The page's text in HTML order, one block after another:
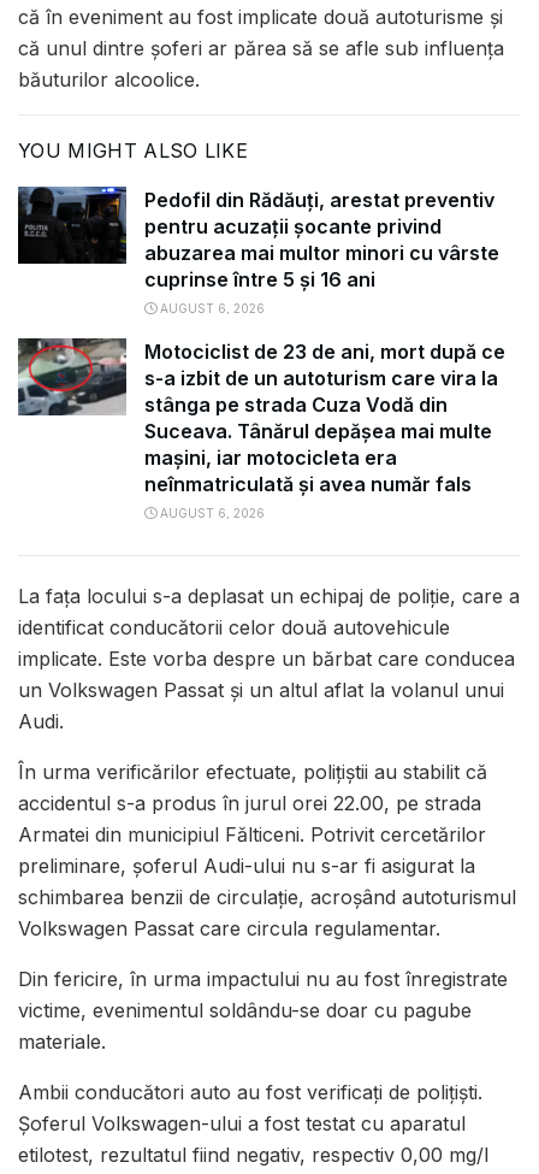
că în eveniment au fost implicate două autoturisme și
că unul dintre șoferi ar părea să se afle sub influența
băuturilor alcoolice.
YOU MIGHT ALSO LIKE
Pedofil din Rădăuți, arestat preventiv
pentru acuzații șocante privind
abuzarea mai multor minori cu vârste
cuprinse între 5 și 16 ani
AUGUST 6, 2026
Motociclist de 23 de ani, mort după ce
s-a izbit de un autoturism care vira la
stânga pe strada Cuza Vodă din
Suceava. Tânărul depășea mai multe
mașini, iar motocicleta era
neînmatriculată și avea număr fals
AUGUST 6, 2026
La fața locului s-a deplasat un echipaj de poliție, care a
identificat conducătorii celor două autovehicule
implicate. Este vorba despre un bărbat care conducea
un Volkswagen Passat și un altul aflat la volanul unui
Audi.
În urma verificărilor efectuate, polițiștii au stabilit că
accidentul s-a produs în jurul orei 22.00, pe strada
Armatei din municipiul Fălticeni. Potrivit cercetărilor
preliminare, șoferul Audi-ului nu s-ar fi asigurat la
schimbarea benzii de circulație, acroșând autoturismul
Volkswagen Passat care circula regulamentar.
Din fericire, în urma impactului nu au fost înregistrate
victime, evenimentul soldându-se doar cu pagube
materiale.
Ambii conducători auto au fost verificați de polițiști.
Șoferul Volkswagen-ului a fost testat cu aparatul
etilotest, rezultatul fiind negativ, respectiv 0,00 mg/l